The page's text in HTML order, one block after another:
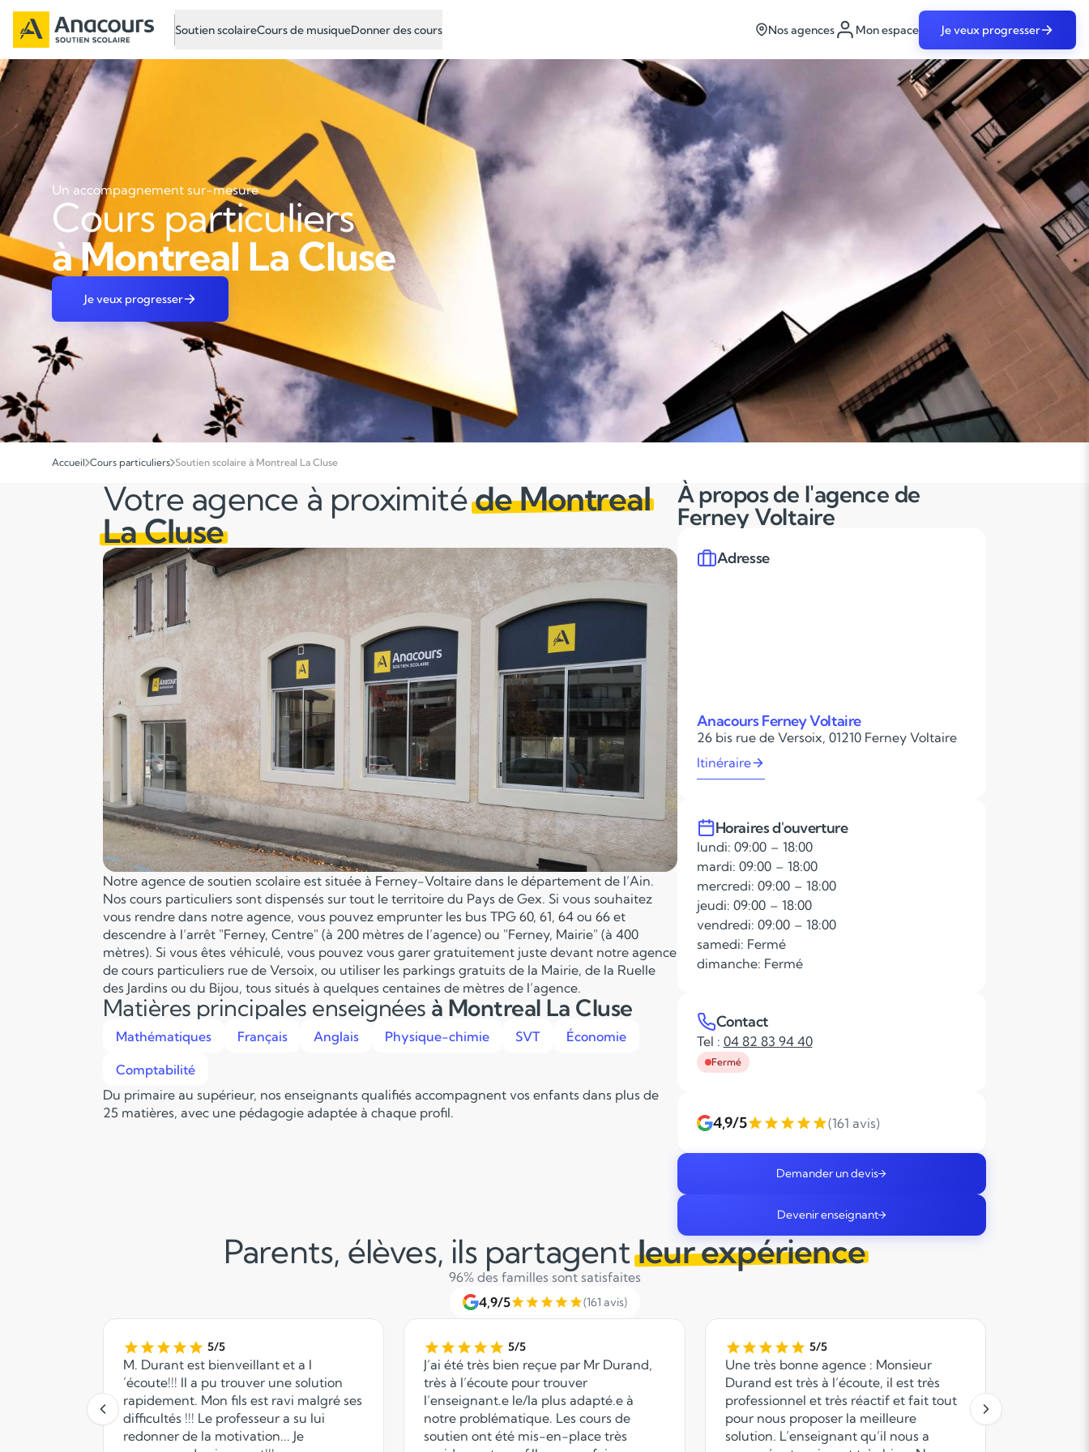
Soutien scolaireCours de musiqueDonner des cours Nos agences Mon espace Je veux progresser
Un accompagnement sur-mesure
Cours particuliers
à Montreal La Cluse
Je veux progresser
Accueil Cours particuliers Soutien scolaire à Montreal La Cluse
Votre agence à proximitéde Montreal
La Cluse
Notre agence de soutien scolaire est située à Ferney-Voltaire dans le département de l’Ain.
Nos cours particuliers sont dispensés sur tout le territoire du Pays de Gex. Si vous souhaitez
vous rendre dans notre agence, vous pouvez emprunter les bus TPG 60, 61, 64 ou 66 et
descendre à l’arrêt "Ferney, Centre" (à 200 mètres de l’agence) ou "Ferney, Mairie" (à 400
mètres). Si vous êtes véhiculé, vous pouvez vous garer gratuitement juste devant notre agence
de cours particuliers rue de Versoix, ou utiliser les parkings gratuits de la Mairie, de la Ruelle
des Jardins ou du Bijou, tous situés à quelques centaines de mètres de l’agence.
Matières principales enseignées à Montreal La Cluse
Mathématiques Français Anglais Physique-chimie SVT Économie
Comptabilité
Du primaire au supérieur, nos enseignants qualifiés accompagnent vos enfants dans plus de
25 matières, avec une pédagogie adaptée à chaque profil.
À propos de l'agence de
Ferney Voltaire
Adresse
Anacours Ferney Voltaire
26 bis rue de Versoix, 01210 Ferney Voltaire
Itinéraire
Horaires d'ouverture
lundi: 09:00 – 18:00
mardi: 09:00 – 18:00
mercredi: 09:00 – 18:00
jeudi: 09:00 – 18:00
vendredi: 09:00 – 18:00
samedi: Fermé
dimanche: Fermé
Contact
Tel : 04 82 83 94 40
Fermé
4,9/5 (161 avis)
Demander un devis
Devenir enseignant
Parents, élèves, ils partagentleur expérience
96% des familles sont satisfaites
4,9/5
(161 avis)
5/5
M. Durant est bienveillant et a l
´écoute!!! Il a pu trouver une solution
rapidement. Mon fils est ravi malgré ses
difficultés !!! Le professeur a su lui
redonner de la motivation... Je
5/5
J’ai été très bien reçue par Mr Durand,
très à l’écoute pour trouver
l’enseignant.e le/la plus adapté.e à
notre problématique. Les cours de
soutien ont été mis-en-place très
5/5
Une très bonne agence : Monsieur
Durand est très à l’écoute, il est très
professionnel et très réactif et fait tout
pour nous proposer la meilleure
solution. L’enseignant qu’il nous a